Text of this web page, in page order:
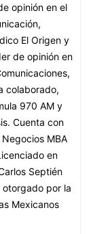
opinión en el
El Origen y
de opinión en
colaborado,
970 AM y
Cuenta con
MBA
en
Septién
otorgado por la
Mexicanos